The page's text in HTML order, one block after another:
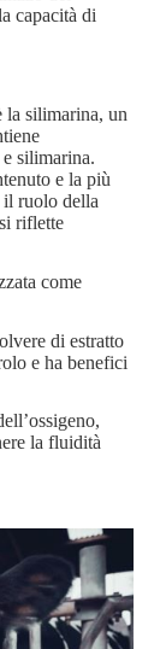
capacità di
silimarina, un
silimarina.
e la più
il ruolo della
riflette
come
di estratto
e ha benefici
la fluidità